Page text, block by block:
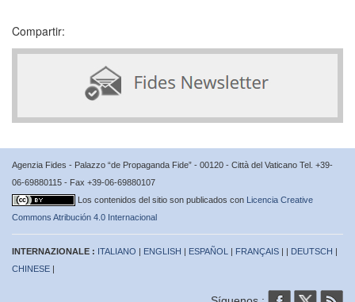
Compartir:
Agenzia Fides - Palazzo “de Propaganda Fide” - 00120 - Città del Vaticano Tel. +39-
06-69880115 - Fax +39-06-69880107
Los contenidos del sitio son publicados con Licencia Creative
Commons Atribución 4.0 Internacional
INTERNAZIONALE : ITALIANO | ENGLISH | ESPAÑOL | FRANÇAIS | | DEUTSCH |
CHINESE |